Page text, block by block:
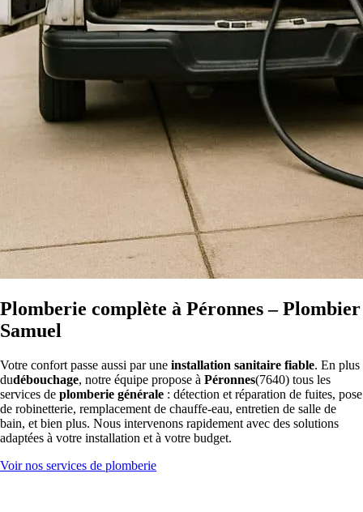
Plomberie complète à Péronnes – Plombier
Samuel
Votre confort passe aussi par une installation sanitaire fiable. En plus
dudébouchage, notre équipe propose à Péronnes(7640) tous les
services de plomberie générale : détection et réparation de fuites, pose
de robinetterie, remplacement de chauffe-eau, entretien de salle de
bain, et bien plus. Nous intervenons rapidement avec des solutions
adaptées à votre installation et à votre budget.
Voir nos services de plomberie